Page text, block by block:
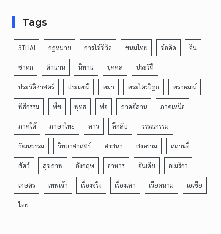
Tags
3THAI กฎหมาย การใช้ชีวิต ขนมไทย ข้อคิด จีน
ชาดก ตำนาน นิทาน บุคคล ประวัติ
ประวัติศาสตร์ ประเพณี พม่า พระไตรปิฎก พราหมณ์
พิธีกรรม พืช พุทธ พ่อ ภาคอีสาน ภาคเหนือ
ภาคใต้ ภาษาไทย ลาว ลึกลับ วรรณกรรม
วัฒนธรรม วิทยาศาสตร์ ศาสนา สงคราม สถานที่
สัตว์ สุขภาพ อังกฤษ อาหาร อินเดีย อเมริกา
เกษตร เทพเจ้า เรื่องจริง เรื่องเล่า เวียดนาม เอเชีย
ไทย